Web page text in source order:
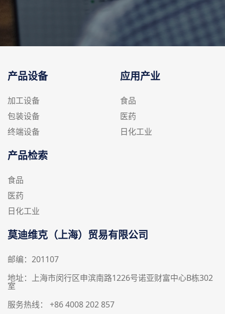
产品设备
加工设备
包装设备
终端设备
应用产业
食品
医药
日化工业
产品检索
食品
医药
日化工业
莫迪维克（上海）贸易有限公司
邮编：201107
地址：上海市闵行区申滨南路1226号诺亚财富中心B栋302
室
服务热线： +86 4008 202 857